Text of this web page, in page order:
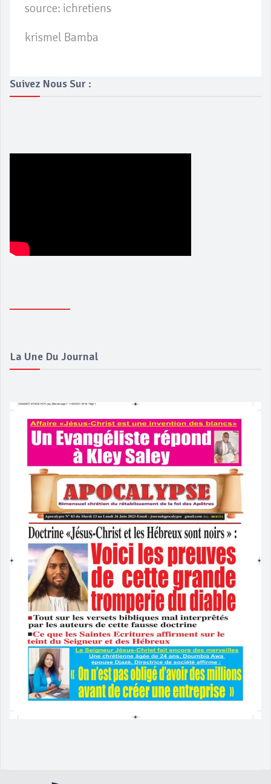
source: ichretiens
krismel Bamba
Suivez Nous Sur :
La Une Du Journal